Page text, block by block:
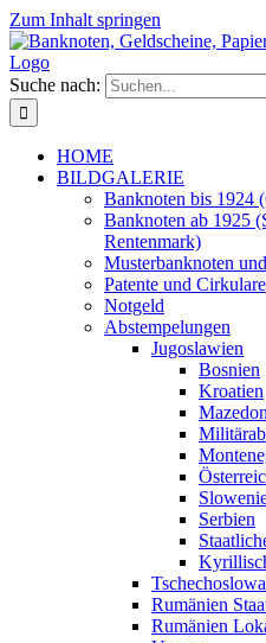
Zum Inhalt springen
Suche nach:
HOME
BILDGALERIE
Banknoten bis 1924
Banknoten ab 1925
Rentenmark)
Musterbanknoten
Patente und Cirkulare
Notgeld
Abstempelungen
Jugoslawien
Bosnien
Kroatien
Serbien
Rumänien
Rumänien